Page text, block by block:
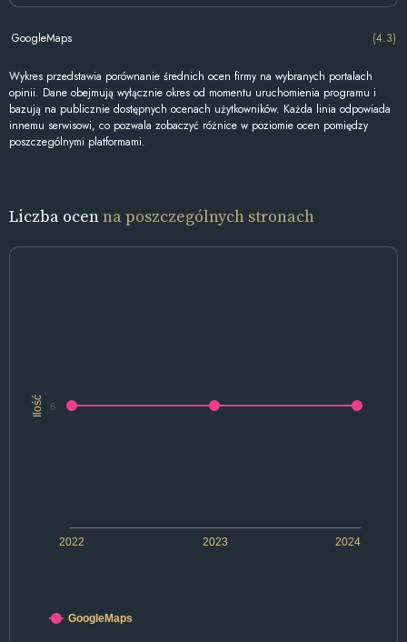
GoogleMaps (4.3)
Wykres przedstawia porównanie średnich ocen firmy na wybranych portalach
opinii. Dane obejmują wyłącznie okres od momentu uruchomienia programu i
bazują na publicznie dostępnych ocenach użytkowników. Każda linia odpowiada
innemu serwisowi, co pozwala zobaczyć różnice w poziomie ocen pomiędzy
poszczególnymi platformami.
Liczba ocenna poszczególnych stronach
Ilość
2022 2023 2024
6
GoogleMaps